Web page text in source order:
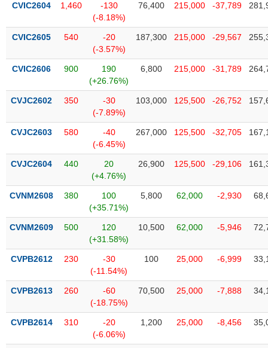
CVIC2604 1,460
-130
(-8.18%)
76,400 215,000 -37,789
CVIC2605 540
-20
(-3.57%)
187,300 215,000 -29,567
CVIC2606 900
190
(+26.76%)
6,800 215,000 -31,789
CVJC2602 350
-30
(-7.89%)
103,000 125,500 -26,752
CVJC2603 580
-40
(-6.45%)
267,000 125,500 -32,705
CVJC2604 440
20
(+4.76%)
26,900 125,500 -29,106
CVNM2608 380
100
(+35.71%)
5,800 62,000 -2,930
CVNM2609 500
120
(+31.58%)
10,500 62,000 -5,946
CVPB2612 230
-30
(-11.54%)
100 25,000 -6,999
CVPB2613 260
-60
(-18.75%)
70,500 25,000 -7,888
CVPB2614 310
-20
(-6.06%)
1,200 25,000 -8,456
Thuật
(-)
Dịch
vụ
Đào
tạo
Sách
chính